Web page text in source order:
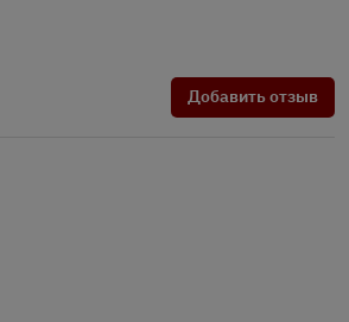
Добавить отзыв